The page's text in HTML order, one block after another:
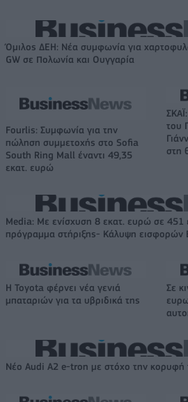
Όμιλος ΔΕΗ: Νέα συμφωνία για
GW σε Πολωνία και Ουγγαρία
Fourlis: Συμφωνία για την
πώληση συμμετοχής στο Sofia
South Ring Mall έναντι 49,35
εκατ. ευρώ
του
στη
Media: Με ενίσχυση 8 εκατ. ευρώ σε 451
πρόγραμμα στήριξης- Κάλυψη εισφορών
Η Toyota φέρνει νέα γενιά
μπαταριών για τα υβριδικά της
Σε
Νέο Audi A2 e-tron με στόχο την κορυφή